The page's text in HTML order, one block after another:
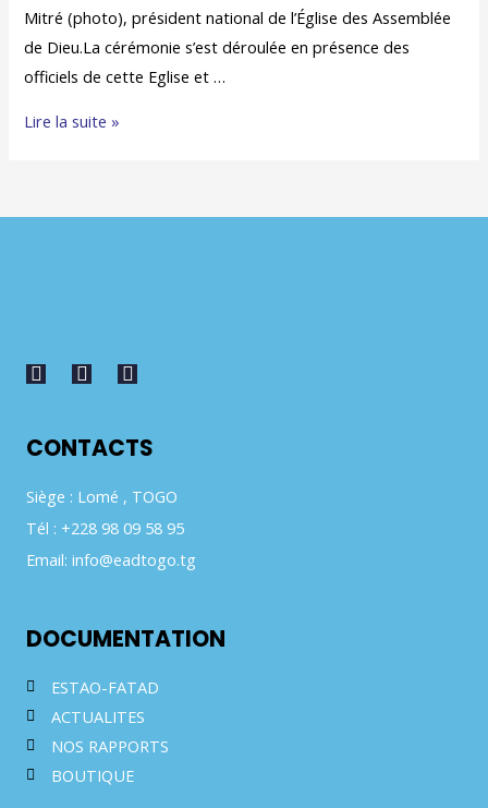
Mitré (photo), président national de l’Église des Assemblée
de Dieu.La cérémonie s’est déroulée en présence des
officiels de cette Eglise et …
Lire la suite »
CONTACTS
Siège : Lomé , TOGO
Tél : +228 98 09 58 95
Email: info@eadtogo.tg
DOCUMENTATION
ESTAO-FATAD
ACTUALITES
NOS RAPPORTS
BOUTIQUE